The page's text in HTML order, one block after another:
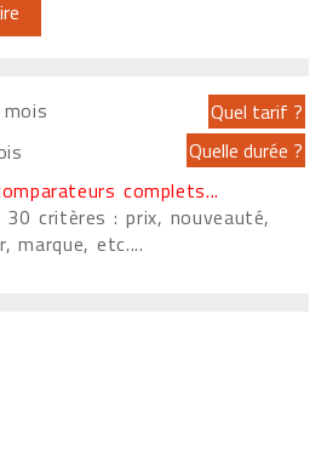
complets...
30 critères : prix, nouveauté,
marque, etc....